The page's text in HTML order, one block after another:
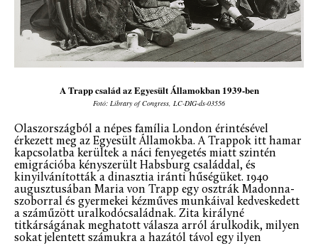
A Trapp család az Egyesült Államokban 1939-ben
Fotó: Library of Congress, LC-DIG-ds-03556
Olaszországból a népes família London érintésével
érkezett meg az Egyesült Államokba. A Trappok itt hamar
kapcsolatba kerültek a náci fenyegetés miatt szintén
emigrációba kényszerült Habsburg családdal, és
kinyilvánították a dinasztia iránti hűségüket. 1940
augusztusában Maria von Trapp egy osztrák Madonna-
szoborral és gyermekei kézműves munkáival kedveskedett
a száműzött uralkodócsaládnak. Zita királyné
titkárságának meghatott válasza arról árulkodik, milyen
sokat jelentett számukra a hazától távol egy ilyen